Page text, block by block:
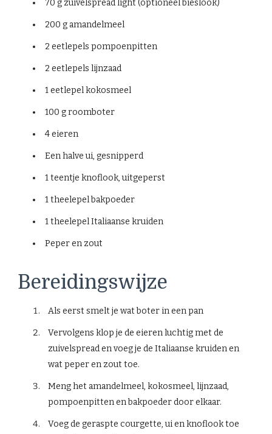
70 g zuivelspread light (optioneel bieslook)
200 g amandelmeel
2 eetlepels pompoenpitten
2 eetlepels lijnzaad
1 eetlepel kokosmeel
100 g roomboter
4 eieren
Een halve ui, gesnipperd
1 teentje knoflook, uitgeperst
1 theelepel bakpoeder
1 theelepel Italiaanse kruiden
Peper en zout
Bereidingswijze
Als eerst smelt je wat boter in een pan
Vervolgens klop je de eieren luchtig met de
zuivelspread en voeg je de Italiaanse kruiden en
wat peper en zout toe.
Meng het amandelmeel, kokosmeel, lijnzaad,
pompoenpitten en bakpoeder door elkaar.
Voeg de geraspte courgette, ui en knoflook toe